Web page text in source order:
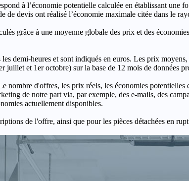
à l’économie potentielle calculée en établissant une
devis ont réalisé l’économie maximale citée dans le
à une moyenne globale des prix et des économies
heures et sont indiqués en euros. Les prix
et 1er octobre) sur la base de 12 mois de données
nombre d'offres, les prix réels, les économies
de notre part via, par exemple, des e-mails, des
actuellement disponibles.
de l'offre, ainsi que pour les pièces détachées en